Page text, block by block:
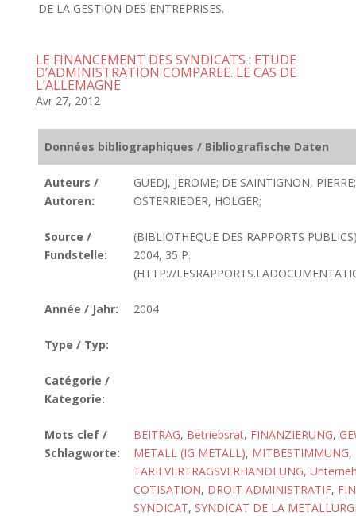
DE LA GESTION DES ENTREPRISES.
LE FINANCEMENT DES SYNDICATS : ETUDE
D’ADMINISTRATION COMPAREE. LE CAS DE
L’ALLEMAGNE
Avr 27, 2012
Données bibliographiques / Bibliografische Daten
Auteurs /
Autoren:
GUEDJ, JEROME; DE SAINTIGNON,
OSTERRIEDER, HOLGER;
Source /
Fundstelle:
(BIBLIOTHEQUE DES RAPPORTS
2004, 35 P.
(HTTP://
Année / Jahr: 2004
Type / Typ:
Catégorie /
Kategorie:
Mots clef /
Schlagworte:
BEITRAG, Betriebsrat, FINANZIERUNG,
METALL (IG METALL), MITBESTIMMUNG,
TARIFVERTRAGSVERHANDLUNG,
COTISATION, DROIT ADMINISTRATIF,
SYNDICAT, SYNDICAT DE LA